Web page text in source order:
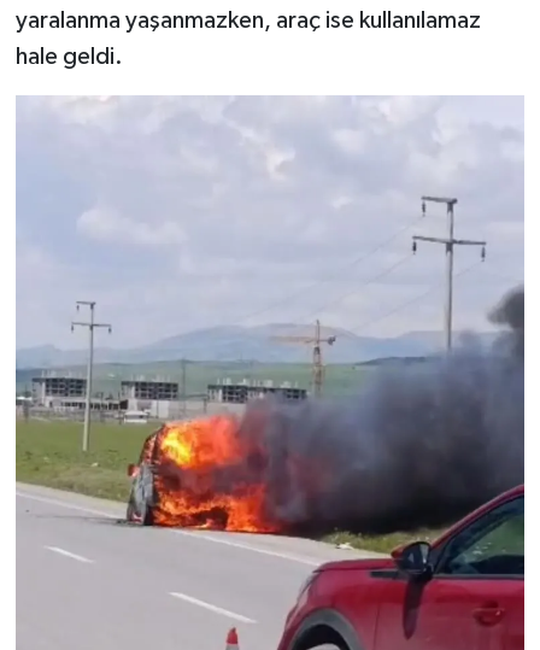
yaralanma yaşanmazken, araç ise kullanılamaz
hale geldi.
OTOMOTİV
TEKNOLOJİ